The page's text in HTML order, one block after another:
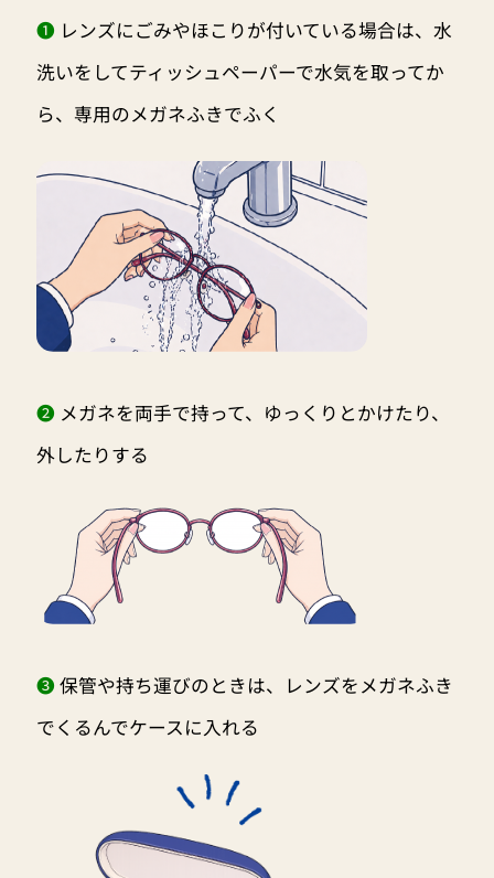
❶レンズにごみやほこりが付いている場合は、水
洗いをしてティッシュペーパーで水気を取ってか
ら、専用のメガネふきでふく
❷メガネを両手で持って、ゆっくりとかけたり、
外したりする
❸保管や持ち運びのときは、レンズをメガネふき
でくるんでケースに入れる